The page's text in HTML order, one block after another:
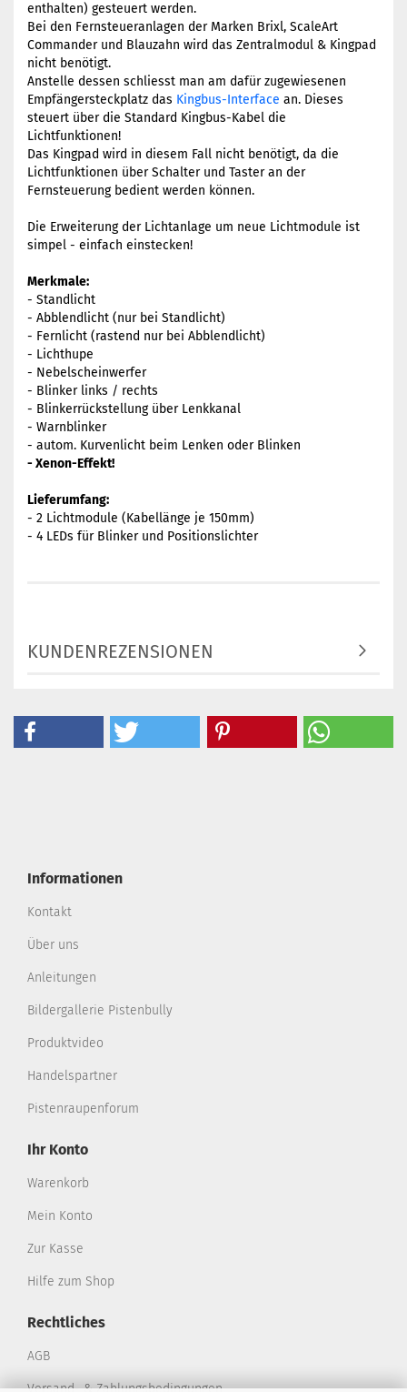
enthalten) gesteuert werden.
Bei den Fernsteueranlagen der Marken Brixl, ScaleArt
Commander und Blauzahn wird das Zentralmodul & Kingpad
nicht benötigt.
Anstelle dessen schliesst man am dafür zugewiesenen
Empfängersteckplatz das Kingbus-Interface an. Dieses
steuert über die Standard Kingbus-Kabel die
Lichtfunktionen!
Das Kingpad wird in diesem Fall nicht benötigt, da die
Lichtfunktionen über Schalter und Taster an der
Fernsteuerung bedient werden können.
Die Erweiterung der Lichtanlage um neue Lichtmodule ist
simpel - einfach einstecken!
Merkmale:
- Standlicht
- Abblendlicht (nur bei Standlicht)
- Fernlicht (rastend nur bei Abblendlicht)
- Lichthupe
- Nebelscheinwerfer
- Blinker links / rechts
- Blinkerrückstellung über Lenkkanal
- Warnblinker
- autom. Kurvenlicht beim Lenken oder Blinken
- Xenon-Effekt!
Lieferumfang:
- 2 Lichtmodule (Kabellänge je 150mm)
- 4 LEDs für Blinker und Positionslichter
KUNDENREZENSIONEN
Informationen
Kontakt
Über uns
Anleitungen
Bildergallerie Pistenbully
Produktvideo
Handelspartner
Pistenraupenforum
Ihr Konto
Warenkorb
Mein Konto
Zur Kasse
Hilfe zum Shop
Rechtliches
AGB
Versand- & Zahlungsbedingungen